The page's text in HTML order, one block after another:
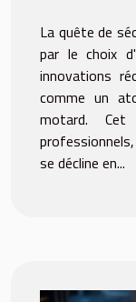
La quête de
par le choix
innovations
comme un
motard. Cet
se décline en...